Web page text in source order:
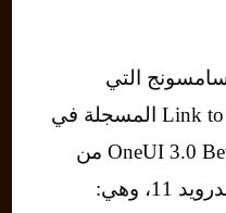
التي
تتكامل مع ميزة Link to Windows المسجلة في
برنامج واجهة المستخدم OneUI 3.0 Beta من
سامسونج، وتعمل بنظام أندرويد 11، وهي: